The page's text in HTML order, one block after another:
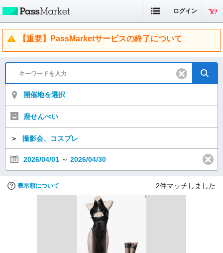
ログイン
【重要】PassMarketサービスの終了について
開催地を選択
鹿せんべい
＞ 撮影会、コスプレ
2026/04/01 ～ 2026/04/30
表示順について 2件マッチしました